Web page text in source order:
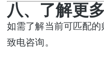
八、了解更
如需了解当前可匹配
致电咨询。